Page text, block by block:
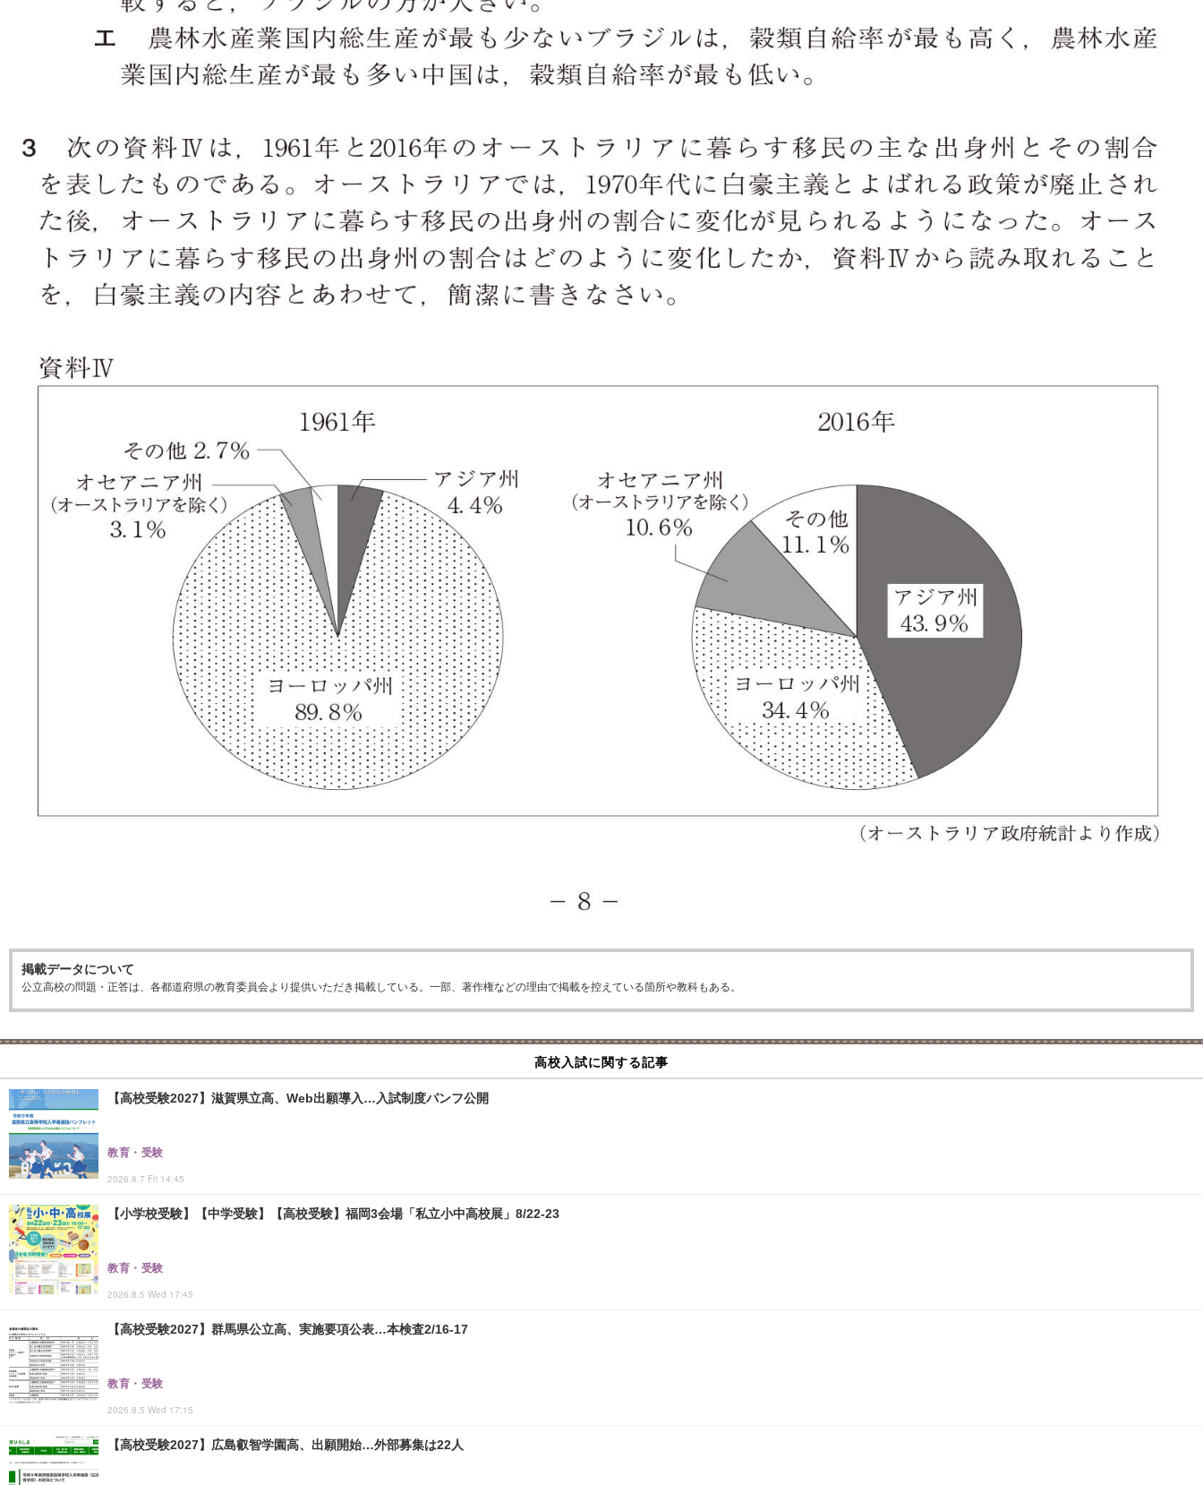
掲載データについて
公立高校の問題・正答は、各都道府県の教育委員会より提供いただき掲載している。一部、著作権などの理由で掲載を控えている箇所や教科もある。
高校入試に関する記事
【高校受験2027】滋賀県立高、Web出願導入…入試制度パンフ公開
教育・受験
2026.8.7 Fri 14:45
【小学校受験】【中学受験】【高校受験】福岡3会場「私立小中高校展」8/22-23
教育・受験
2026.8.5 Wed 17:45
【高校受験2027】群馬県公立高、実施要項公表…本検査2/16-17
教育・受験
2026.8.5 Wed 17:15
【高校受験2027】広島叡智学園高、出願開始…外部募集は22人